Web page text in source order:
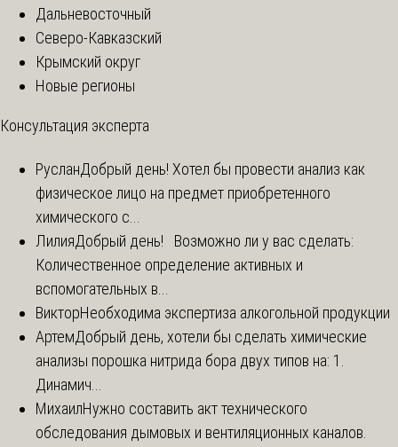
Дальневосточный
Северо-Кавказский
Крымский округ
Новые регионы
Консультация эксперта
РусланДобрый день! Хотел бы провести анализ как
физическое лицо на предмет приобретенного
химического с...
ЛилияДобрый день! Возможно ли у вас сделать:
Количественное определение активных и
вспомогательных в...
ВикторНеобходима экспертиза алкогольной продукции
АртемДобрый день, хотели бы сделать химические
анализы порошка нитрида бора двух типов на: 1.
Динамич...
МихаилНужно составить акт технического
обследования дымовых и вентиляционных каналов.